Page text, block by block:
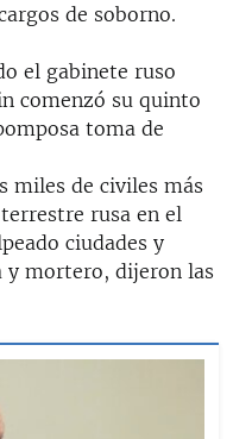
de soborno.
el gabinete ruso
comenzó su quinto
toma de
miles de civiles más
rusa en el
ciudades y
y mortero, dijeron las